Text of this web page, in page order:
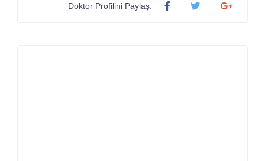
Doktor Profilini Paylaş: